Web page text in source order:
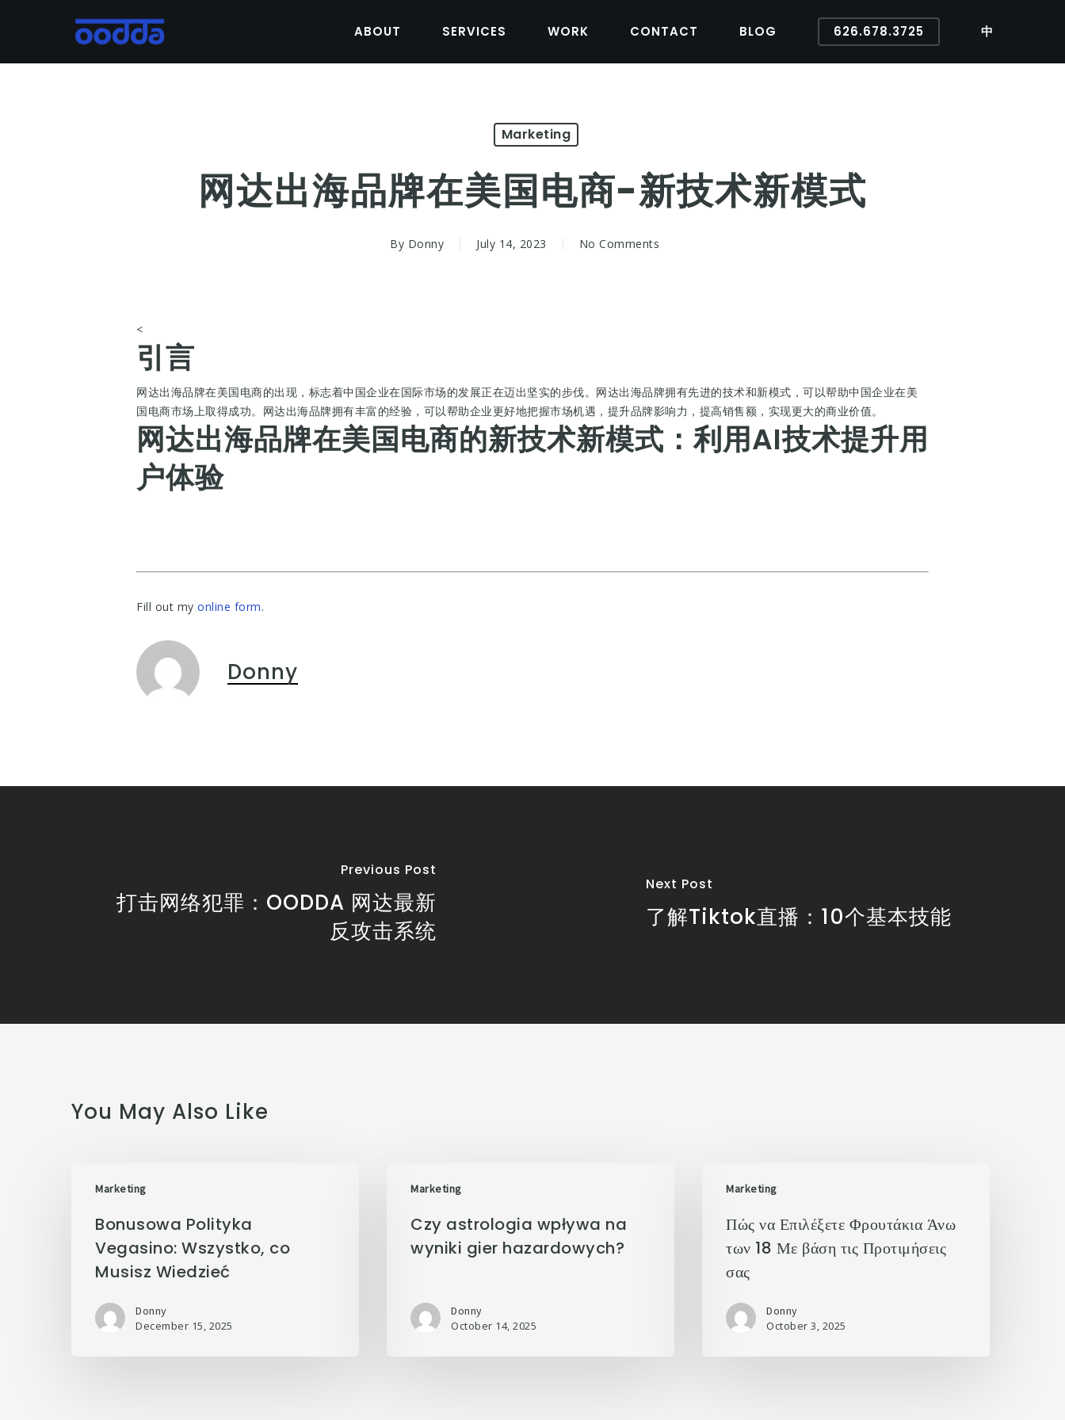
content
ABOUT SERVICES WORK CONTACT BLOG 626.678.3725 中
Marketing
网达出海品牌在美国电商-新技术新模式
By Donny July 14, 2023 No Comments
<
引言
网达出海品牌在美国电商的出现，标志着中国企业在国际市场的发展正在迈出坚实的步伐。网达出海品牌拥有先进的技术和新模式，可以帮助中国企业在美
国电商市场上取得成功。网达出海品牌拥有丰富的经验，可以帮助企业更好地把握市场机遇，提升品牌影响力，提高销售额，实现更大的商业价值。
网达出海品牌在美国电商的新技术新模式：利用AI技术提升用
户体验
Fill out my online form.
Donny
Previous Post
打击网络犯罪：OODDA 网达最新
反攻击系统
Next Post
了解Tiktok直播：10个基本技能
You May Also Like
Marketing
Bonusowa Polityka
Vegasino: Wszystko, co
Musisz Wiedzieć
Donny
December 15, 2025
Marketing
Czy astrologia wpływa na
wyniki gier hazardowych?
Donny
October 14, 2025
Marketing
Πώς να Επιλέξετε Φρουτάκια Άνω
των 18 Με βάση τις Προτιμήσεις
σας
Donny
October 3, 2025